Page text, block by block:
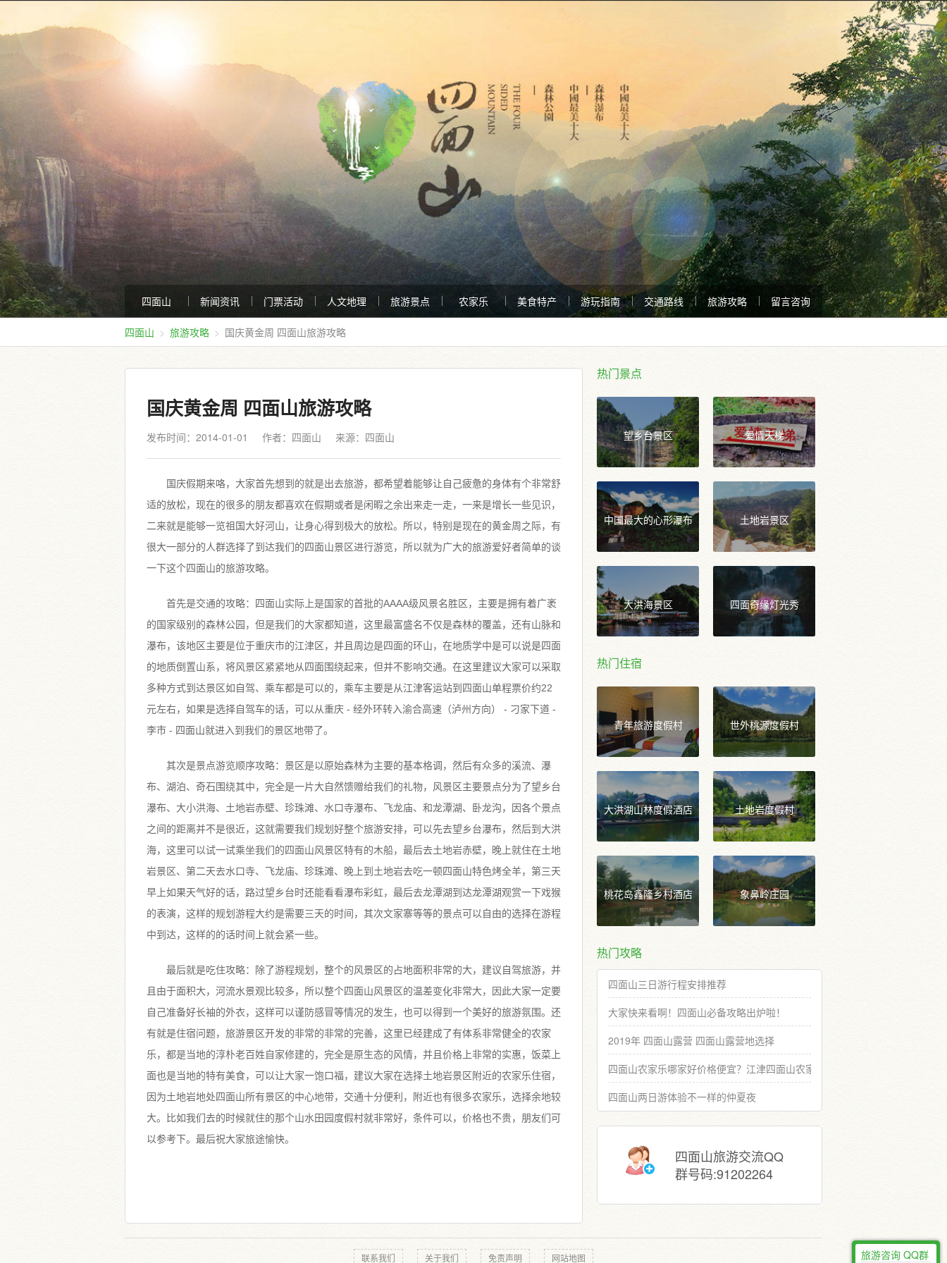
四面山 新闻资讯 门票活动 人文地理 旅游景点 农家乐 美食特产 游玩指南 交通路线 旅游攻略 留言咨询
四面山 旅游攻略 国庆黄金周 四面山旅游攻略
国庆黄金周 四面山旅游攻略
发布时间：2014-01-01 作者：四面山 来源： 四面山
国庆假期来咯，大家首先想到的就是出去旅游，都希望着能够让自己疲惫的身体有个非常舒
适的放松，现在的很多的朋友都喜欢在假期或者是闲暇之余出来走一走，一来是增长一些见识，
二来就是能够一览祖国大好河山，让身心得到极大的放松。所以，特别是现在的黄金周之际，有
很大一部分的人群选择了到达我们的四面山景区进行游览，所以就为广大的旅游爱好者简单的谈
一下这个四面山的旅游攻略。
首先是交通的攻略：四面山实际上是国家的首批的AAAA级风景名胜区，主要是拥有着广袤
的国家级别的森林公园，但是我们的大家都知道，这里最富盛名不仅是森林的覆盖，还有山脉和
瀑布，该地区主要是位于重庆市的江津区，并且周边是四面的环山，在地质学中是可以说是四面
的地质倒置山系，将风景区紧紧地从四面围绕起来，但并不影响交通。在这里建议大家可以采取
多种方式到达景区如自驾、乘车都是可以的，乘车主要是从江津客运站到四面山单程票价约22
元左右，如果是选择自驾车的话，可以从重庆 - 经外环转入渝合高速（泸州方向） - 刁家下道 -
李市 - 四面山就进入到我们的景区地带了。
其次是景点游览顺序攻略：景区是以原始森林为主要的基本格调，然后有众多的溪流、瀑
布、湖泊、奇石围绕其中，完全是一片大自然馈赠给我们的礼物，风景区主要景点分为了望乡台
瀑布、大小洪海、土地岩赤壁、珍珠滩、水口寺瀑布、飞龙庙、和龙潭湖、卧龙沟，因各个景点
之间的距离并不是很近，这就需要我们规划好整个旅游安排，可以先去望乡台瀑布，然后到大洪
海，这里可以试一试乘坐我们的四面山风景区特有的木船，最后去土地岩赤壁，晚上就住在土地
岩景区、第二天去水口寺、飞龙庙、珍珠滩、晚上到土地岩去吃一顿四面山特色烤全羊，第三天
早上如果天气好的话，路过望乡台时还能看看瀑布彩虹，最后去龙潭湖到达龙潭湖观赏一下戏猴
的表演，这样的规划游程大约是需要三天的时间，其次文家寨等等的景点可以自由的选择在游程
中到达，这样的的话时间上就会紧一些。
最后就是吃住攻略：除了游程规划，整个的风景区的占地面积非常的大，建议自驾旅游，并
且由于面积大，河流水景观比较多，所以整个四面山风景区的温差变化非常大，因此大家一定要
自己准备好长袖的外衣，这样可以谨防感冒等情况的发生，也可以得到一个美好的旅游氛围。还
有就是住宿问题，旅游景区开发的非常的非常的完善，这里已经建成了有体系非常健全的农家
乐，都是当地的淳朴老百姓自家修建的，完全是原生态的风情，并且价格上非常的实惠，饭菜上
面也是当地的特有美食，可以让大家一饱口福，建议大家在选择土地岩景区附近的农家乐住宿，
因为土地岩地处四面山所有景区的中心地带，交通十分便利，附近也有很多农家乐，选择余地较
大。比如我们去的时候就住的那个山水田园度假村就非常好，条件可以，价格也不贵，朋友们可
以参考下。最后祝大家旅途愉快。
热门景点
望乡台景区 爱情天梯
中国最大的心形瀑布 土地岩景区
大洪海景区 四面奇缘灯光秀
热门住宿
青年旅游度假村 世外桃源度假村
大洪湖山林度假酒店 土地岩度假村
桃花岛鑫隆乡村酒店 象鼻岭庄园
热门攻略
四面山三日游行程安排推荐
大家快来看啊！四面山必备攻略出炉啦！
2019年 四面山露营 四面山露营地选择
四面山农家乐哪家好价格便宜？江津四面山农家乐推荐选择
四面山两日游体验不一样的仲夏夜
四面山旅游交流QQ
群号码:91202264
联系我们 关于我们 免责声明 网站地图 旅游咨询 QQ群